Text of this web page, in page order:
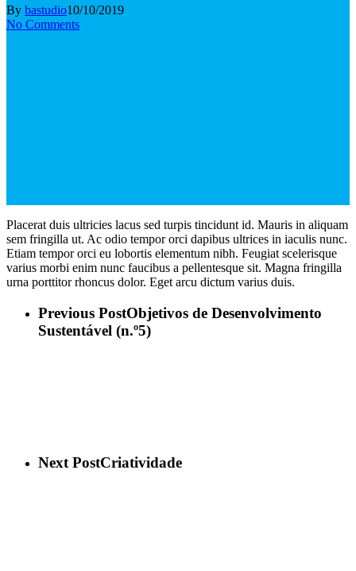
By bastudio10/10/2019
No Comments
Placerat duis ultricies lacus sed turpis tincidunt id. Mauris in aliquam
sem fringilla ut. Ac odio tempor orci dapibus ultrices in iaculis nunc.
Etiam tempor orci eu lobortis elementum nibh. Feugiat scelerisque
varius morbi enim nunc faucibus a pellentesque sit. Magna fringilla
urna porttitor rhoncus dolor. Eget arcu dictum varius duis.
Previous PostObjetivos de Desenvolvimento
Sustentável (n.º5)
Next PostCriatividade